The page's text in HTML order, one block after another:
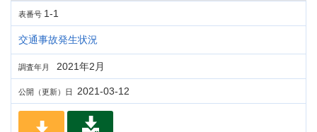
表番号 1-1
交通事故発生状況
調査年月 2021年2月
公開（更新）日 2021-03-12